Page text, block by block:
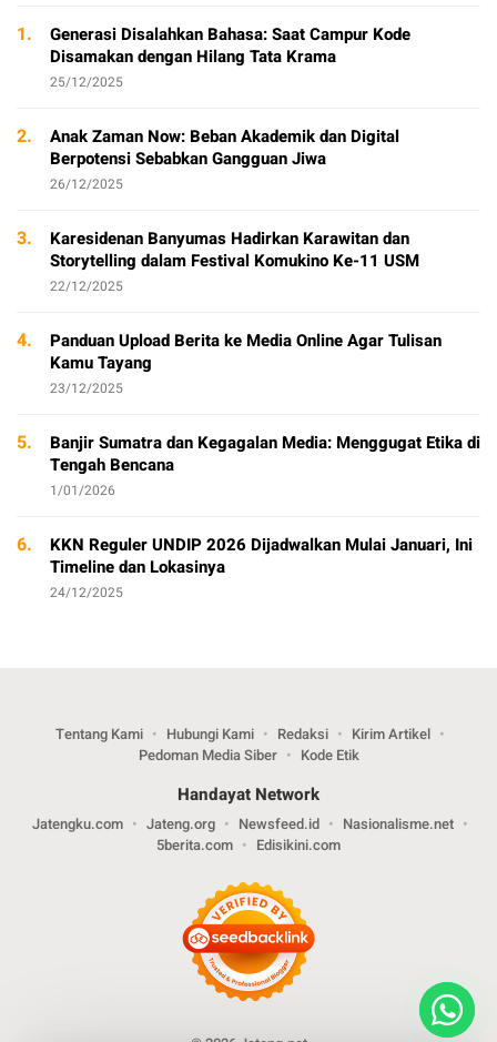
1.
Generasi Disalahkan Bahasa: Saat Campur Kode
Disamakan dengan Hilang Tata Krama
25/12/2025
2.
Anak Zaman Now: Beban Akademik dan Digital
Berpotensi Sebabkan Gangguan Jiwa
26/12/2025
3.
Karesidenan Banyumas Hadirkan Karawitan dan
Storytelling dalam Festival Komukino Ke-11 USM
22/12/2025
4.
Panduan Upload Berita ke Media Online Agar Tulisan
Kamu Tayang
23/12/2025
5.
Banjir Sumatra dan Kegagalan Media: Menggugat Etika di
Tengah Bencana
1/01/2026
6.
KKN Reguler UNDIP 2026 Dijadwalkan Mulai Januari, Ini
Timeline dan Lokasinya
24/12/2025
Tentang Kami Hubungi Kami Redaksi
Kirim Artikel
Pedoman Media Siber
Kode Etik
Handayat Network
Jatengku.com Jateng.org Newsfeed.id
Nasionalisme.net
5berita.com
Edisikini.com